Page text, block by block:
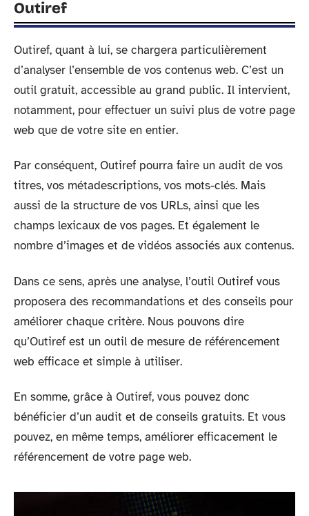
Outiref
Outiref, quant à lui, se chargera particulièrement
d’analyser l’ensemble de vos contenus web. C’est un
outil gratuit, accessible au grand public. Il intervient,
notamment, pour effectuer un suivi plus de votre page
web que de votre site en entier.
Par conséquent, Outiref pourra faire un audit de vos
titres, vos métadescriptions, vos mots-clés. Mais
aussi de la structure de vos URLs, ainsi que les
champs lexicaux de vos pages. Et également le
nombre d’images et de vidéos associés aux contenus.
Dans ce sens, après une analyse, l’outil Outiref vous
proposera des recommandations et des conseils pour
améliorer chaque critère. Nous pouvons dire
qu’Outiref est un outil de mesure de référencement
web efficace et simple à utiliser.
En somme, grâce à Outiref, vous pouvez donc
bénéficier d’un audit et de conseils gratuits. Et vous
pouvez, en même temps, améliorer efficacement le
référencement de votre page web.